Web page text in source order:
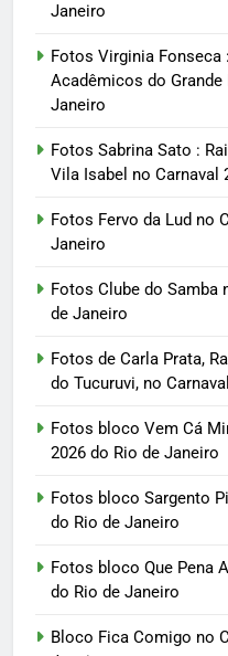
Janeiro
Fotos Virginia Fonseca
Acadêmicos do Grande
Janeiro
Fotos Sabrina Sato :
Vila Isabel no Carnaval
Fotos Fervo da Lud no
Janeiro
Fotos Clube do Samba
de Janeiro
Fotos de Carla Prata,
do Tucuruvi, no
Fotos bloco Vem Cá
2026 do Rio de Janeiro
Fotos bloco Sargento
do Rio de Janeiro
Fotos bloco Que Pena
do Rio de Janeiro
Bloco Fica Comigo no